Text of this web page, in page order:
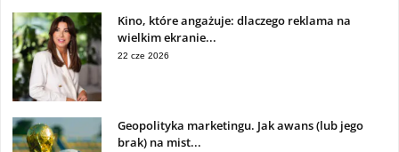
Kino, które angażuje: dlaczego reklama na
wielkim ekranie...
22 cze 2026
Geopolityka marketingu. Jak awans (lub jego
brak) na mist...